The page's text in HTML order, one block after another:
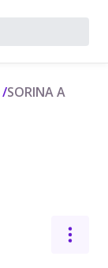
/SORINA A